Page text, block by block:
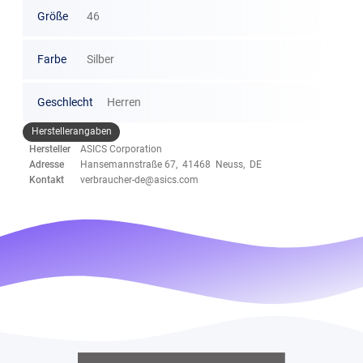
Größe 46
Farbe Silber
Geschlecht Herren
Herstellerangaben
Hersteller
ASICS Corporation
Adresse
Hansemannstraße 67, 41468 Neuss, DE
Kontakt
verbraucher-de@asics.com